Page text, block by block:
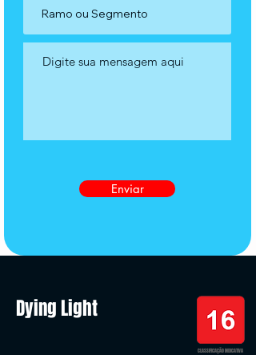
Enviar
Dying Light
CLASSIFICAÇÃO INDICATIVA